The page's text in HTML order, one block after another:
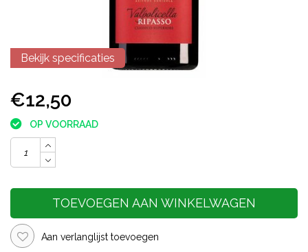
Bekijk specificaties
€12,50
OP VOORRAAD
TOEVOEGEN AAN WINKELWAGEN
Aan verlanglijst toevoegen